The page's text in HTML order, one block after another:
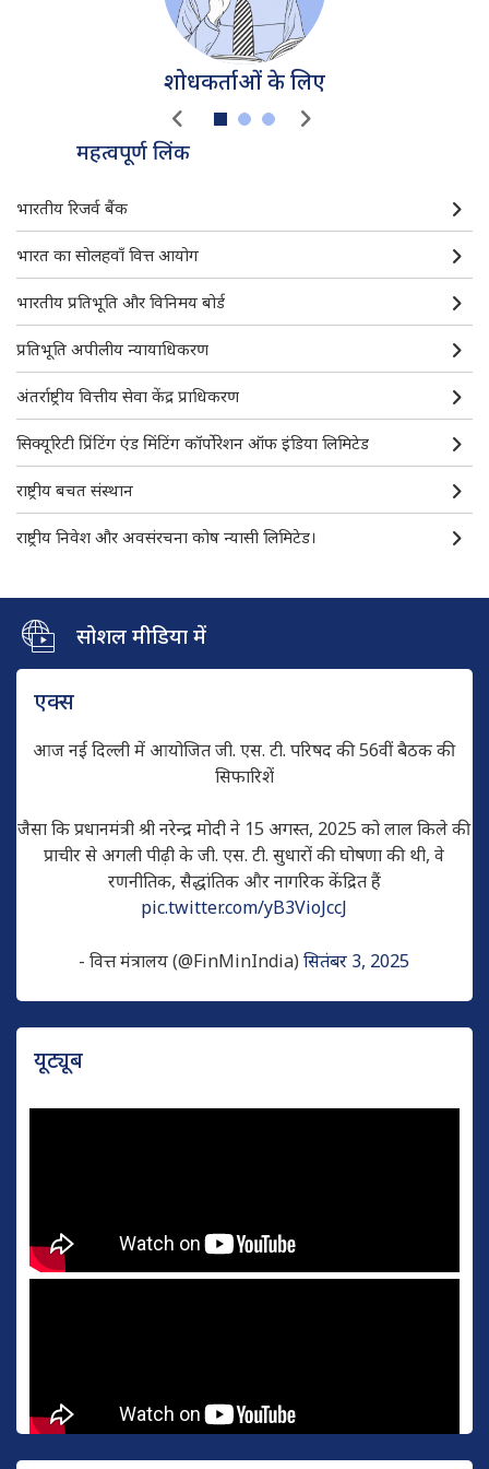
शोधकर्ताओं के लिए
महत्वपूर्ण लिंक
डी. बी. आई. एम.-महत्वपूर्ण लिंक
भारतीय रिजर्व बैंक
भारत का सोलहवाँ वित्त आयोग
भारतीय प्रतिभूति और विनिमय बोर्ड
प्रतिभूति अपीलीय न्यायाधिकरण
अंतर्राष्ट्रीय वित्तीय सेवा केंद्र प्राधिकरण
सिक्यूरिटी प्रिंटिंग एंड मिंटिंग कॉर्पोरेशन ऑफ इंडिया लिमिटेड
राष्ट्रीय बचत संस्थान
राष्ट्रीय निवेश और अवसंरचना कोष न्यासी लिमिटेड।
सोशल मीडिया में
एक्स
आज नई दिल्ली में आयोजित जी. एस. टी. परिषद की 56वीं बैठक की
सिफारिशें
जैसा कि प्रधानमंत्री श्री नरेन्द्र मोदी ने 15 अगस्त, 2025 को लाल किले की
प्राचीर से अगली पीढ़ी के जी. एस. टी. सुधारों की घोषणा की थी, वे
रणनीतिक, सैद्धांतिक और नागरिक केंद्रित हैं
pic.twitter.com/yB3VioJccJ
- वित्त मंत्रालय (@FinMinIndia)सितंबर 3, 2025
यूट्यूब